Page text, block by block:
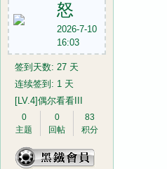
怒
2026-7-10
16:03
签到天数: 27 天
连续签到: 1 天
[LV.4]偶尔看看III
0
主题
0
回帖
83
积分